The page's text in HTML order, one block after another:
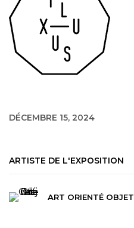
DÉCEMBRE 15, 2024
ARTISTE DE L'EXPOSITION
ART ORIENTÉ OBJET